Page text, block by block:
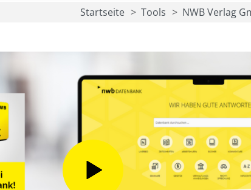
Startseite Tools NWB Verlag